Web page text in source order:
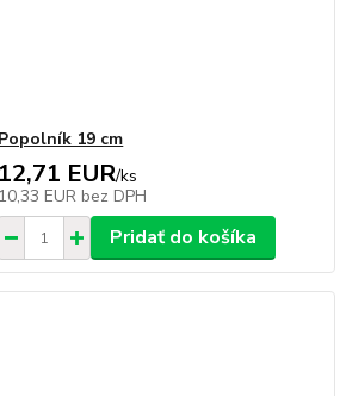
Popolník 19 cm
12,71 EUR/ks
10,33 EUR bez DPH
Pridať do košíka